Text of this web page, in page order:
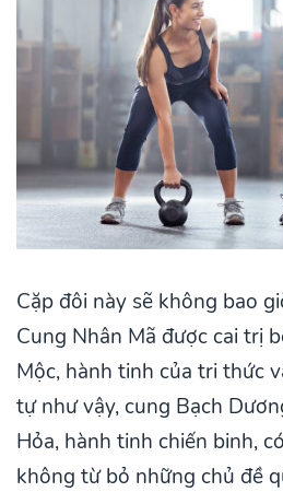
Cặp đôi này sẽ không bao
Cung Nhân Mã được cai trị
Mộc, hành tinh của tri thức
tự như vậy, cung Bạch
Hỏa, hành tinh chiến binh,
không từ bỏ những chủ đề